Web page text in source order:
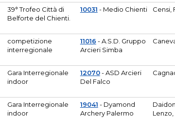
39° Trofeo Città di
Belforte del Chienti.
10031 - Medio Chienti Censi,
competizione
interregionale
11016 - A.S.D. Gruppo
Arcieri Simba
Gara Interregionale
indoor
12070- ASD Arcieri
Del Falco
Gara Interregionale
indoor
19041 - Dyamond
Archery Palermo